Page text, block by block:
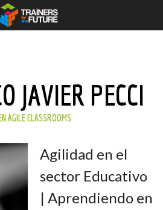
JAVIER PECCI
AGILE CLASSROOMS
Agilidad en el
sector Educativo
| Aprendiendo en